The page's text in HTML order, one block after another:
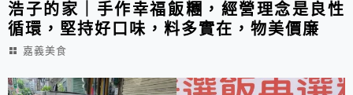
浩子的家｜手作幸福飯糰，經營理念是良性
循環，堅持好口味，料多實在，物美價廉
嘉義美食